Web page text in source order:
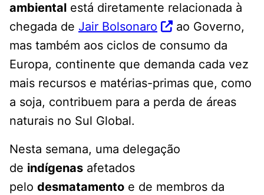
ambiental está diretamente relacionada à
chegada de Jair Bolsonaro
ao Governo,
mas também aos ciclos de consumo da
Europa, continente que demanda cada vez
mais recursos e matérias-primas que, como
a soja, contribuem para a perda de áreas
naturais no Sul Global.
Nesta semana, uma delegação
de indígenas afetados
pelo desmatamento e de membros da